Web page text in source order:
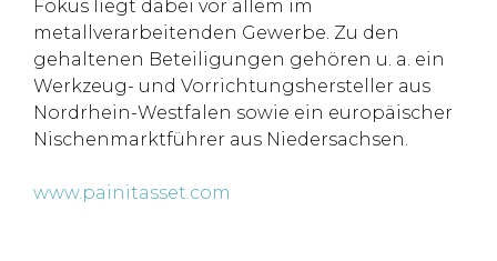
Fokus liegt dabei vor allem im
metallverarbeitenden Gewerbe. Zu den
gehaltenen Beteiligungen gehören u. a. ein
Werkzeug- und Vorrichtungshersteller aus
Nordrhein-Westfalen sowie ein europäischer
Nischenmarktführer aus Niedersachsen.
www.painitasset.com